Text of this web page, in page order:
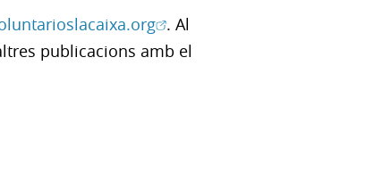
(Obre en finestra nova)
. Al
publicacions amb el